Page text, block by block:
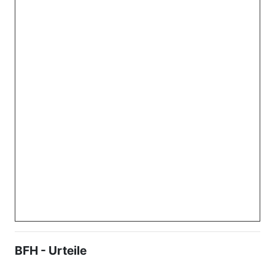
BFH - Urteile